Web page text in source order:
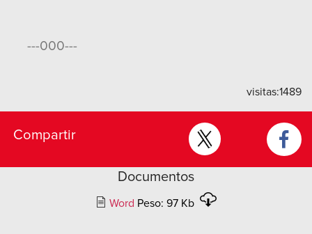
---000---
visitas:1489
Compartir
Documentos
Word Peso: 97 Kb